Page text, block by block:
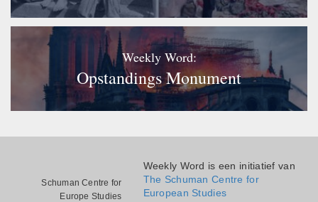
Weekly Word:
Opstandings Monument
Schuman Centre for
Europe Studies
Weekly Word is een initiatief van
The Schuman Centre for
European Studies